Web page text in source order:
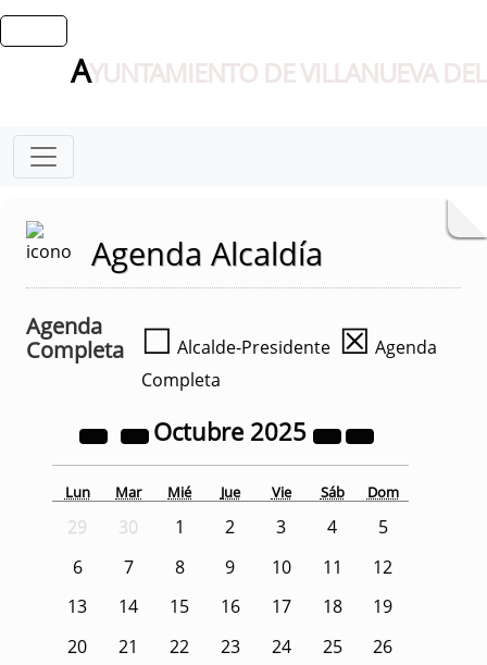
AYUNTAMIENTO DE VILLANUEVA
Agenda Alcaldía
Agenda
Completa
☐ Alcalde-Presidente ☒ Agenda
Completa
Octubre 2025
Lun Mar Mié Jue Vie Sáb Dom
29 30 1 2 3 4
5
6
7 8 9 10 11
12
13
14 15 16 17 18
19
20
21 22 23 24 25
26